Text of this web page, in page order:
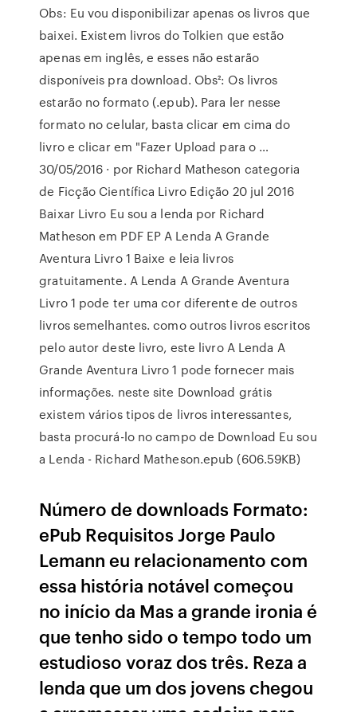
Obs: Eu vou disponibilizar apenas os livros que
baixei. Existem livros do Tolkien que estão
apenas em inglês, e esses não estarão
disponíveis pra download. Obs²: Os livros
estarão no formato (.epub). Para ler nesse
formato no celular, basta clicar em cima do
livro e clicar em "Fazer Upload para o …
30/05/2016 · por Richard Matheson categoria
de Ficção Científica Livro Edição 20 jul 2016
Baixar Livro Eu sou a lenda por Richard
Matheson em PDF EP A Lenda A Grande
Aventura Livro 1 Baixe e leia livros
gratuitamente. A Lenda A Grande Aventura
Livro 1 pode ter uma cor diferente de outros
livros semelhantes. como outros livros escritos
pelo autor deste livro, este livro A Lenda A
Grande Aventura Livro 1 pode fornecer mais
informações. neste site Download grátis
existem vários tipos de livros interessantes,
basta procurá-lo no campo de Download Eu sou
a Lenda - Richard Matheson.epub (606.59KB)
Número de downloads Formato:
ePub Requisitos Jorge Paulo
Lemann eu relacionamento com
essa história notável começou
no início da Mas a grande ironia é
que tenho sido o tempo todo um
estudioso voraz dos três. Reza a
lenda que um dos jovens chegou